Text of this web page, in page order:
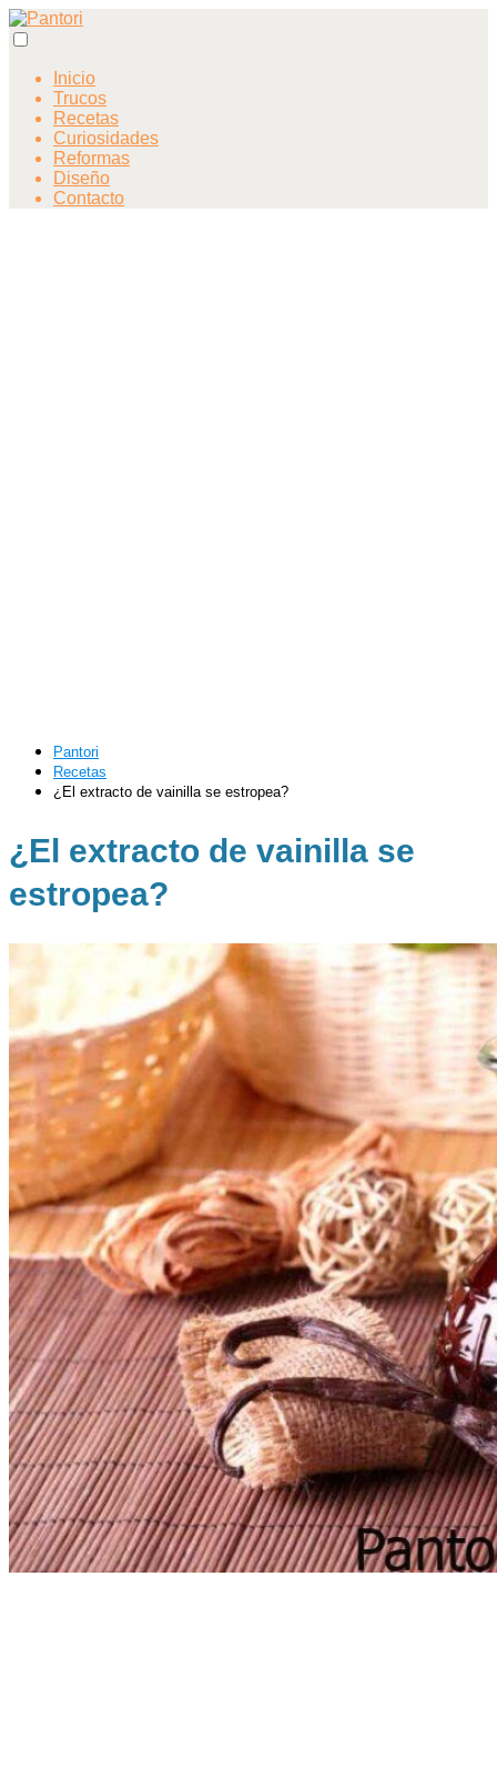
Inicio
Trucos
Recetas
Curiosidades
Reformas
Diseño
Contacto
Pantori
Recetas
¿El extracto de vainilla se estropea?
¿El extracto de vainilla se
estropea?